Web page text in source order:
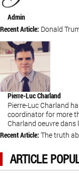
Admin
Recent Article: Donald
Pierre-Luc Charland
Pierre-Luc Charland
coordinator for more
Charland oeuvre dans
Recent Article: The truth
ARTICLE